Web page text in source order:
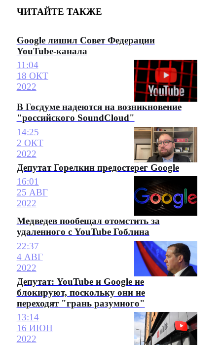
ЧИТАЙТЕ ТАКЖЕ
Google лишил Совет Федерации
YouTube-канала
11:04
18 ОКТ
2022
В Госдуме надеются на возникновение
"российского SoundCloud"
14:25
2 ОКТ
2022
Депутат Горелкин предостерег Google
16:01
25 АВГ
2022
Медведев пообещал отомстить за
удаленного с YouTube Гоблина
22:37
4 АВГ
2022
Депутат: YouTube и Google не
блокируют, поскольку они не
переходят "грань разумного"
13:14
16 ИЮН
2022